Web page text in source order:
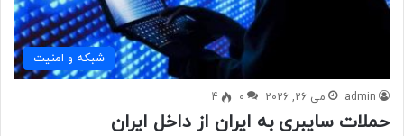
شبكه و امنيت
admin می 26, 2026 0
4
حملات سایبری به ایران از داخل ایران